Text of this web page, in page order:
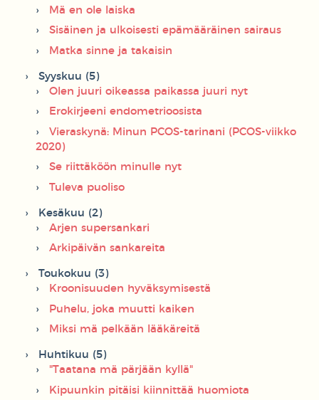
Mä en ole laiska
Sisäinen ja ulkoisesti epämääräinen sairaus
Matka sinne ja takaisin
Syyskuu (5)
Olen juuri oikeassa paikassa juuri nyt
Erokirjeeni endometrioosista
Vieraskynä: Minun PCOS-tarinani (PCOS-viikko
2020)
Se riittäköön minulle nyt
Tuleva puoliso
Kesäkuu (2)
Arjen supersankari
Arkipäivän sankareita
Toukokuu (3)
Kroonisuuden hyväksymisestä
Puhelu, joka muutti kaiken
Miksi mä pelkään lääkäreitä
Huhtikuu (5)
"Taatana mä pärjään kyllä"
Kipuunkin pitäisi kiinnittää huomiota